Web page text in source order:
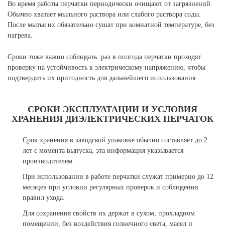
Во время работы перчатки периодически очищают от загрязнений.
Обычно хватает мыльного раствора или слабого раствора соды.
После мытья их обязательно сушат при комнатной температуре, без
нагрева.
Сроки тоже важно соблюдать: раз в полгода перчатки проходят
проверку на устойчивость к электрическому напряжению, чтобы
подтвердить их пригодность для дальнейшего использования.
СРОКИ ЭКСПЛУАТАЦИИ И УСЛОВИЯ
ХРАНЕНИЯ ДИЭЛЕКТРИЧЕСКИХ ПЕРЧАТОК
Срок хранения в заводской упаковке обычно составляет до 2
лет с момента выпуска, эта информация указывается
производителем.
При использовании в работе перчатки служат примерно до 12
месяцев при условии регулярных проверок и соблюдения
правил ухода.
Для сохранения свойств их держат в сухом, прохладном
помещении, без воздействия солнечного света, масел и